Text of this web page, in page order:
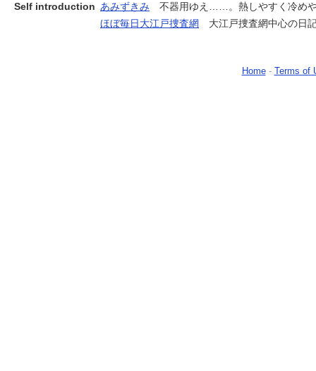
Self introduction あみずきみ 不器用ゆえ……。熱しやすく冷め
ほぼ毎日大江戸捜査網 大江戸捜査網中心の日
Home- Terms of